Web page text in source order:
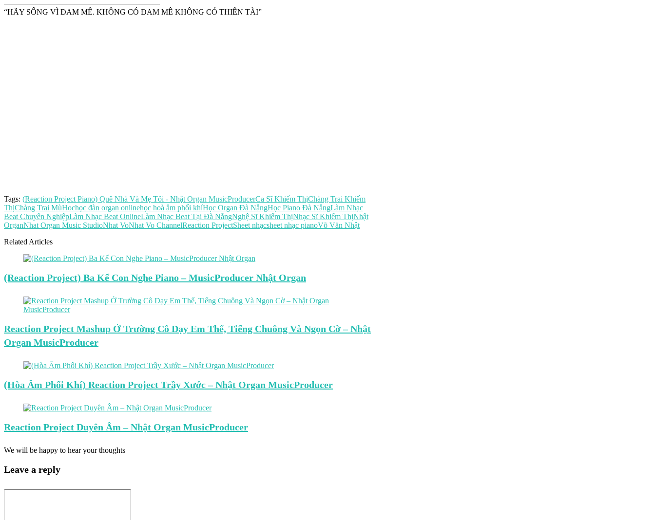
————————————————————
“HÃY SỐNG VÌ ĐAM MÊ. KHÔNG CÓ ĐAM MÊ KHÔNG CÓ THIÊN TÀI”
Tags: (Reaction Project Piano) Quê Nhà Và Mẹ Tôi - Nhật Organ MusicProducerCa Sĩ Khiếm ThịChàng Trai Khiếm
ThịChàng Trai MùHochọc đàn organ onlinehọc hoà âm phối khíHọc Organ Đà NẵngHọc Piano Đà NẵngLàm Nhạc
Beat Chuyên NghiệpLàm Nhạc Beat OnlineLàm Nhạc Beat Tại Đà NẵngNghệ Sĩ Khiếm ThịNhạc Sĩ Khiếm ThịNhật
OrganNhat Organ Music StudioNhat VoNhat Vo ChannelReaction ProjectSheet nhạcsheet nhạc pianoVõ Văn Nhật
Related Articles
(Reaction Project) Ba Kể Con Nghe Piano – MusicProducer Nhật Organ
Reaction Project Mashup Ở Trường Cô Dạy Em Thế, Tiếng Chuông Và Ngọn Cờ – Nhật
Organ MusicProducer
(Hòa Âm Phối Khí) Reaction Project Trầy Xước – Nhật Organ MusicProducer
Reaction Project Duyên Âm – Nhật Organ MusicProducer
We will be happy to hear your thoughts
Leave a reply